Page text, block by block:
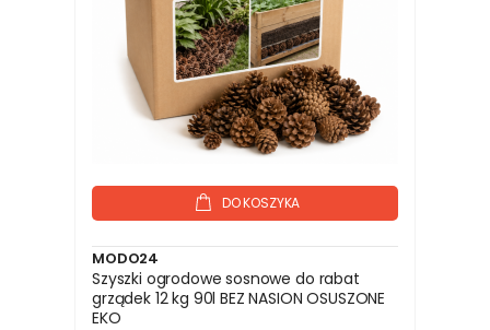
DO KOSZYKA
MODO24
Szyszki ogrodowe sosnowe do rabat
grządek 12 kg 90l BEZ NASION OSUSZONE
EKO